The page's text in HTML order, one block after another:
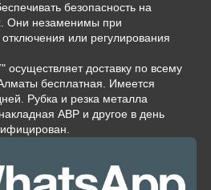
безопасность на
Они незаменимы при
или регулирования
доставку по всему
бесплатная. Имеется
Рубка и резка металла
АВР и другое в день